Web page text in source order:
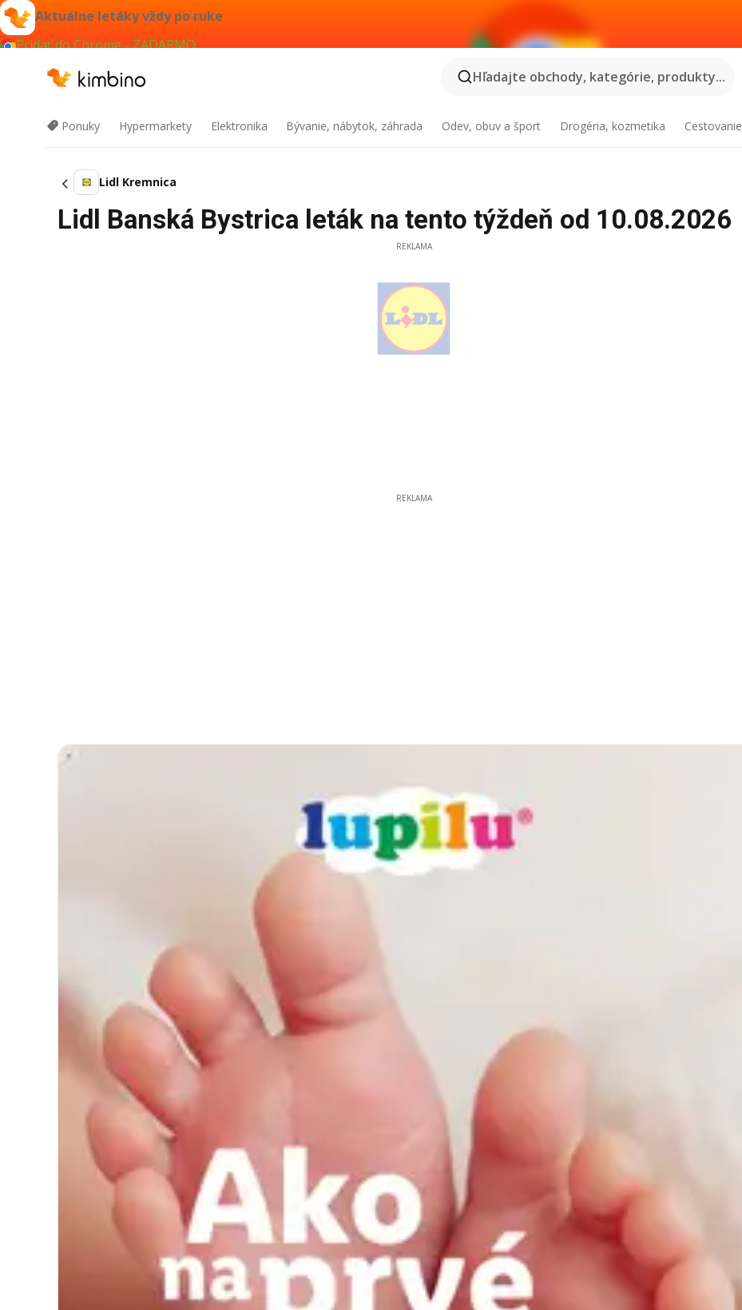
Aktuálne letáky vždy po ruke
Pridať do Chrome - ZADARMO
Hľadajte obchody, kategórie, produkty...
Ponuky Hypermarkety Elektronika Bývanie, nábytok, záhrada Odev, obuv a šport Drogéria, kozmetika Cestovanie
Lidl Kremnica
Lidl Banská Bystrica leták na tento týždeň od 10.08.2026
REKLAMA
REKLAMA